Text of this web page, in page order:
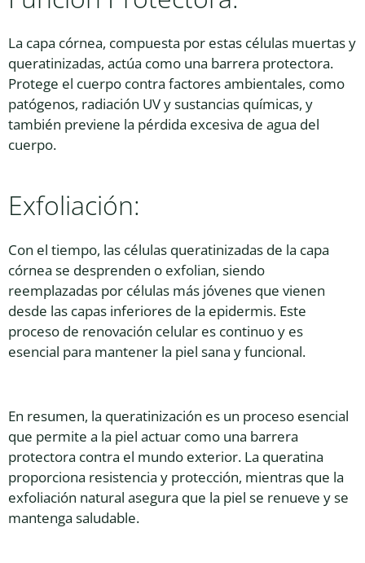
La capa córnea, compuesta por estas células muertas y
queratinizadas, actúa como una barrera protectora.
Protege el cuerpo contra factores ambientales, como
patógenos, radiación UV y sustancias químicas, y
también previene la pérdida excesiva de agua del
cuerpo.
Exfoliación:
Con el tiempo, las células queratinizadas de la capa
córnea se desprenden o exfolian, siendo
reemplazadas por células más jóvenes que vienen
desde las capas inferiores de la epidermis. Este
proceso de renovación celular es continuo y es
esencial para mantener la piel sana y funcional.
En resumen, la queratinización es un proceso esencial
que permite a la piel actuar como una barrera
protectora contra el mundo exterior. La queratina
proporciona resistencia y protección, mientras que la
exfoliación natural asegura que la piel se renueve y se
mantenga saludable.